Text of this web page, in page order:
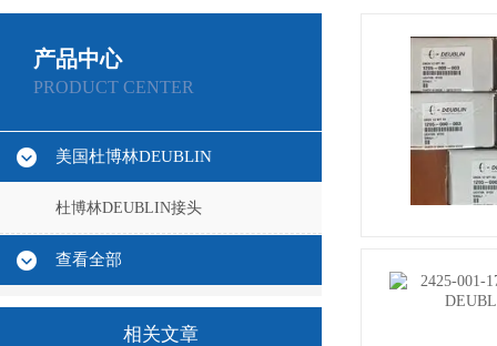
产品中心
PRODUCT CENTER
美国杜博林DEUBLIN
杜博林DEUBLIN接头
查看全部
相关文章